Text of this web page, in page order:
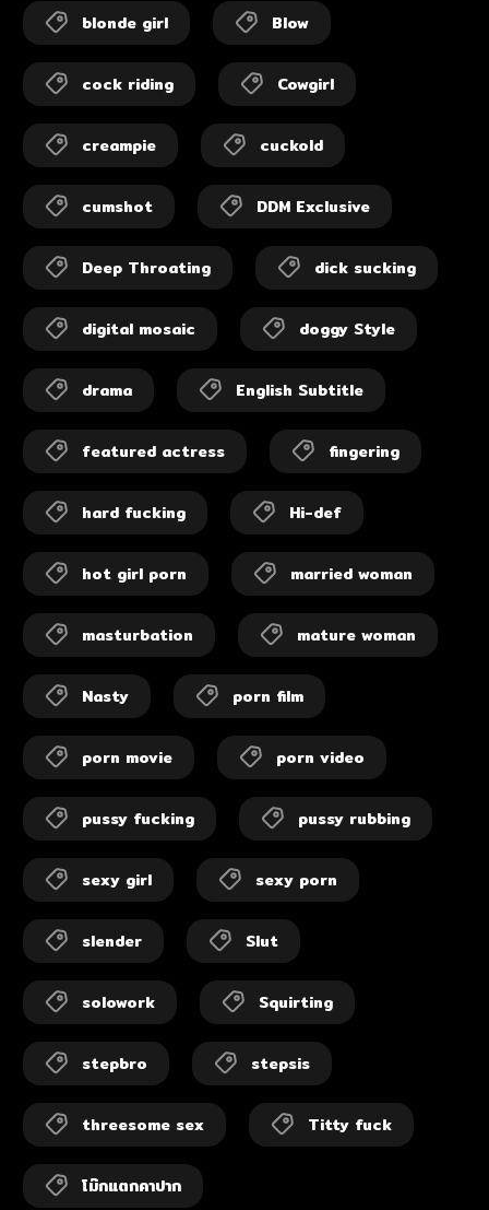
blonde girl Blow
cock riding Cowgirl
creampie cuckold
cumshot DDM Exclusive
Deep Throating dick sucking
digital mosaic doggy Style
drama English Subtitle
featured actress fingering
hard fucking Hi-def
hot girl porn married woman
masturbation mature woman
Nasty porn film
porn movie porn video
pussy fucking pussy rubbing
sexy girl sexy porn
slender Slut
solowork Squirting
stepbro stepsis
threesome sex Titty fuck
โม๊กแตกคาปาก